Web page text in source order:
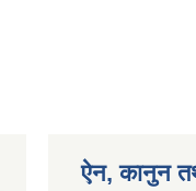
ऐन, कानुन